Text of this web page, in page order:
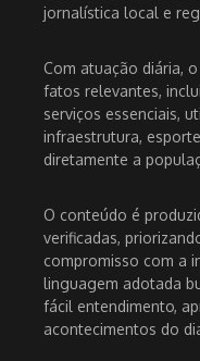
jornalística local e
Com atuação diária,
fatos relevantes,
serviços essenciais,
infraestrutura,
diretamente a
O conteúdo é
verificadas,
compromisso com a
linguagem adotada
fácil entendimento,
acontecimentos do